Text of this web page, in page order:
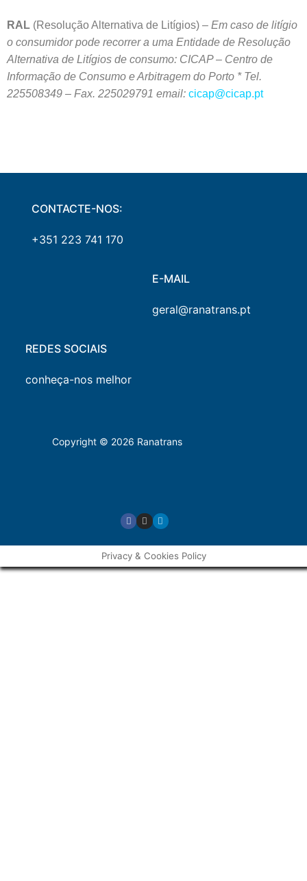
RAL (Resolução Alternativa de Litígios) – Em caso de litígio
o consumidor pode recorrer a uma Entidade de Resolução
Alternativa de Litígios de consumo: CICAP – Centro de
Informação de Consumo e Arbitragem do Porto * Tel.
225508349 – Fax. 225029791 email: cicap@cicap.pt
CONTACTE-NOS:
+351 223 741 170
E-MAIL
geral@ranatrans.pt
REDES SOCIAIS
conheça-nos melhor
Copyright © 2026 Ranatrans
Privacy & Cookies Policy